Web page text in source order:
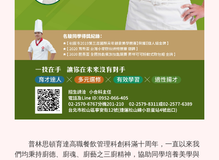
普林思頓育達高職餐飲管理科創科滿十周年，一直以來我
們均秉持廚德、廚魂、廚藝之三廚精神，協助同學培養美學與